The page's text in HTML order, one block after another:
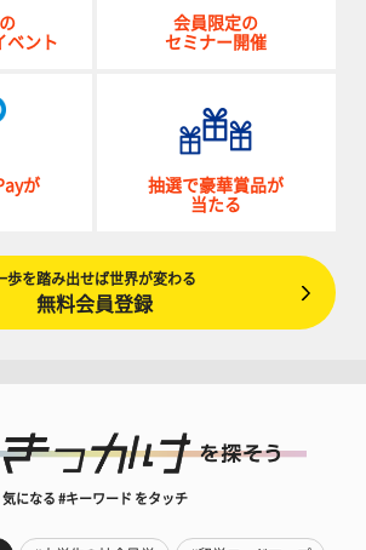
ベント
会員限定の
セミナー開催
が
抽選で豪華賞品が
当たる
歩を踏み出せば世界が変わる
無料会員登録
気になる #キーワード をタッチ